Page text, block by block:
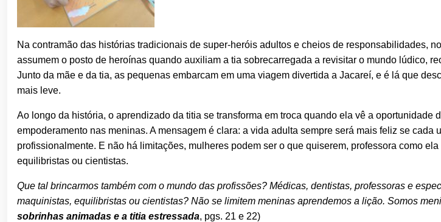
Na contramão das histórias tradicionais de super-heróis adultos e cheios de responsabilidades,
assumem o posto de heroínas quando auxiliam a tia sobrecarregada a revisitar o mundo lúdico,
Junto da mãe e da tia, as pequenas embarcam em uma viagem divertida a Jacareí, e é lá que
mais leve.
Ao longo da história, o aprendizado da titia se transforma em troca quando ela vê a oportunidade
empoderamento nas meninas. A mensagem é clara: a vida adulta sempre será mais feliz se cada
profissionalmente. E não há limitações, mulheres podem ser o que quiserem, professora como
equilibristas ou cientistas.
Que tal brincarmos também com o mundo das profissões? Médicas, dentistas, professoras e
maquinistas, equilibristas ou cientistas? Não se limitem meninas aprendemos a lição. Somos
sobrinhas animadas e a titia estressada, pgs. 21 e 22)